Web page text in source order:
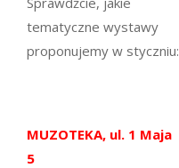
tematyczne wystawy
proponujemy w styczniu:
MUZOTEKA, ul. 1 Maja
5